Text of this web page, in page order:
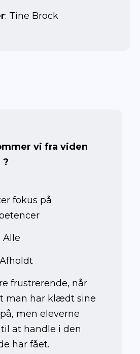
: Tine Brock
vi fra viden
?
fokus på
Alle
frustrerende, når
man har klædt sine
men eleverne
at handle i den
har fået.